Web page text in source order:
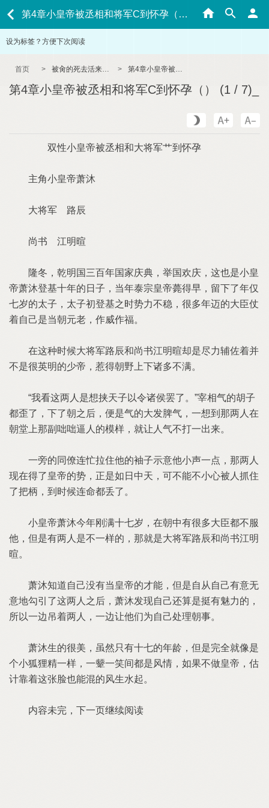
第4章小皇帝被丞相和将军C到怀孕（） (1 / 7)_
设为标签？方便下次阅读
首页 > 被肏的死去活来的主角们 > 第4章小皇帝被丞相和将军C到怀孕（） (1 / 7)_
第4章小皇帝被丞相和将军C到怀孕（） (1 / 7)_
双性小皇帝被丞相和大将军艹到怀孕
主角小皇帝萧沐
大将军 路辰
尚书 江明暄
隆冬，乾明国三百年国家庆典，举国欢庆，这也是小皇
帝萧沐登基十年的日子，当年泰宗皇帝薨得早，留下了年仅
七岁的太子，太子初登基之时势力不稳，很多年迈的大臣仗
着自己是当朝元老，作威作福。
在这种时候大将军路辰和尚书江明暄却是尽力辅佐着并
不是很英明的少帝，惹得朝野上下诸多不满。
“我看这两人是想挟天子以令诸侯罢了。”宰相气的胡子
都歪了，下了朝之后，便是气的大发脾气，一想到那两人在
朝堂上那副咄咄逼人的模样，就让人气不打一出来。
一旁的同僚连忙拉住他的袖子示意他小声一点，那两人
现在得了皇帝的势，正是如日中天，可不能不小心被人抓住
了把柄，到时候连命都丢了。
小皇帝萧沐今年刚满十七岁，在朝中有很多大臣都不服
他，但是有两人是不一样的，那就是大将军路辰和尚书江明
暄。
萧沐知道自己没有当皇帝的才能，但是自从自己有意无
意地勾引了这两人之后，萧沐发现自己还算是挺有魅力的，
所以一边吊着两人，一边让他们为自己处理朝事。
萧沐生的很美，虽然只有十七的年龄，但是完全就像是
个小狐狸精一样，一颦一笑间都是风情，如果不做皇帝，估
计靠着这张脸也能混的风生水起。
内容未完，下一页继续阅读